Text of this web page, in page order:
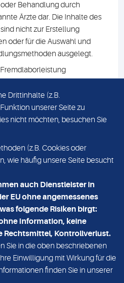
Behandlung durch
Ärzte dar. Die Inhalte des
nicht zur Erstellung
oder für die Auswahl und
ausgelegt.
Mit der Beauftragung der
Sie sich mit dieser
MLN GmbH
Drittinhalte (z.B.
unserer Seite zu
nicht möchten, besuchen Sie
(z.B. Cookies oder
wie häufig unsere Seite besucht
auch Dienstleister in
EU ohne angemessenes
folgende Risiken birgt:
Information, keine
Rechtsmittel, Kontrollverlust.
Sie in die oben beschriebenen
Einwilligung mit Wirkung für die
finden Sie in unserer